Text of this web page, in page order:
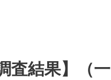
査結果】（一